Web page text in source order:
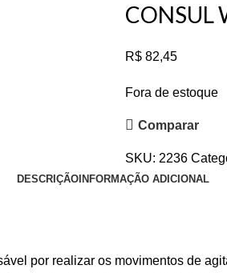
CONSUL
R$ 82,45
Fora de estoque
Comparar
SKU: 2236
DESCRIÇÃO INFORMAÇÃO ADICIONAL
por realizar os movimentos de